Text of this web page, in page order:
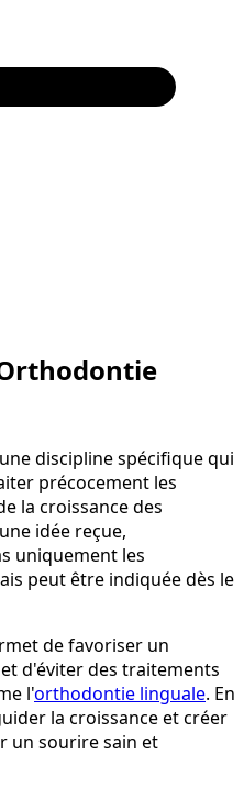
discipline spécifique qui
précocement les
la croissance des
idée reçue,
uniquement les
peut être indiquée dès le
de favoriser un
d'éviter des traitements
l'orthodontie linguale. En
la croissance et créer
un sourire sain et